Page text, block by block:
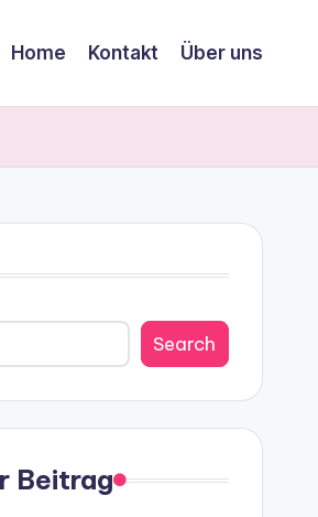
Home Kontakt Über uns
Search
Beitrag